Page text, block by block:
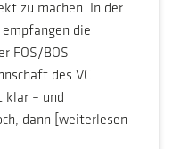
zu machen. In der
die
FOS/BOS
des VC
klar – und
dann [weiterlesen